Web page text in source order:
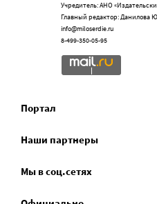
Учредитель: АНО
Главный редактор: Данилова
info@miloserdie.ru
8-499-350-05-95
Портал
Наши партнеры
Мы в соц.сетях